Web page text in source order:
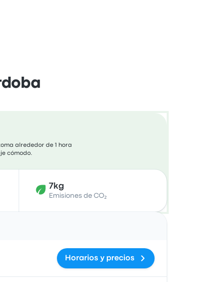
alrededor de 1 hora
cómodo.
7kg
Emisiones de CO₂
Horarios y precios